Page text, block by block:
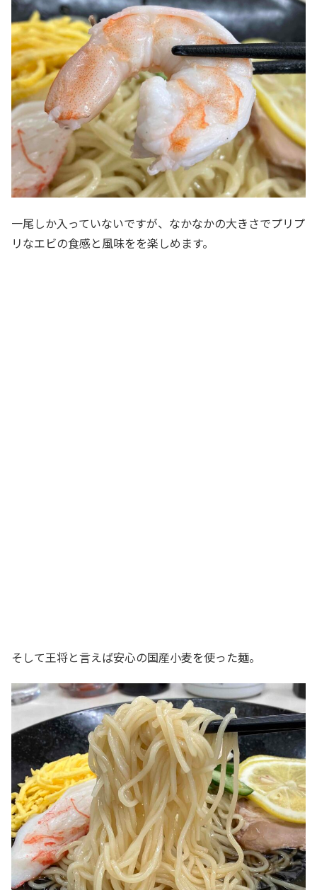
一尾しか入っていないですが、なかなかの大きさでプリプ
リなエビの食感と風味をを楽しめます。
そして王将と言えば安心の国産小麦を使った麺。